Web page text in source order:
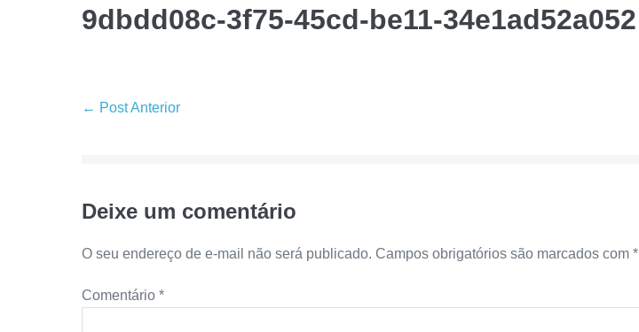
9dbdd08c-3f75-45cd-be11-34e1ad52a052
← Post Anterior
Deixe um comentário
O seu endereço de e-mail não será publicado. Campos obrigatórios são marcados com *
Comentário *